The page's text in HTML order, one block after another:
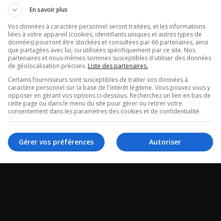
de Radio
du 06-
de Radio X -
06-08-2026
qu’il y a une
ITSS?
La chronique de
En savoir plus
Vos données à caractère personnel seront traitées, et les informations
liées à votre appareil (cookies, identifiants uniques et autres types de
données) pourront être stockées et consultées par 66 partenaires, ainsi
que partagées avec lui, ou utilisées spécifiquement par ce site. Nos
partenaires et nous-mêmes sommes susceptibles d'utiliser des données
de géolocalisation précises. Liste des partenaires.
Certains fournisseurs sont susceptibles de traiter vos données à
caractère personnel sur la base de l'intérêt légitime. Vous pouvez vous y
opposer en gérant vos options ci-dessous. Recherchez un lien en bas de
cette page ou dans le menu du site pour gérer ou retirer votre
consentement dans les paramètres des cookies et de confidentialité.
Autoriser
Gérer vos préférences